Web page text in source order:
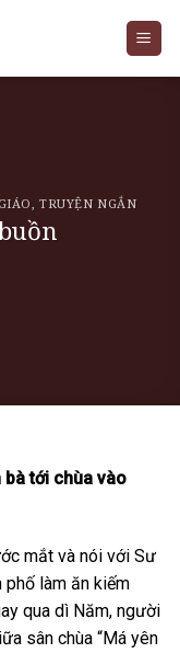
,TRUYỆN NGẮN
tới chùa vào
mắt và nói với Sư
phố làm ăn kiếm
qua dì Năm, người
sân chùa “Má yên